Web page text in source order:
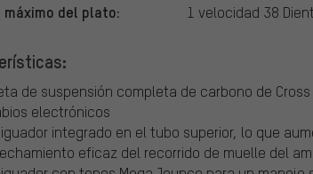
máximo del plato: 1 velocidad 38
de suspensión completa de carbono de
electrónicos
integrado en el tubo superior, lo que
eficaz del recorrido de muelle del